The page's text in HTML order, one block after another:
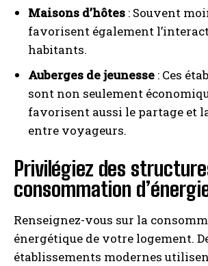
Maisons d’hôtes : Souvent
favorisent également
habitants.
Auberges de jeunesse : Ces
sont non seulement
favorisent aussi le partage et
entre voyageurs.
Privilégiez des
consommation
Renseignez-vous sur la
énergétique de votre logement.
établissements modernes